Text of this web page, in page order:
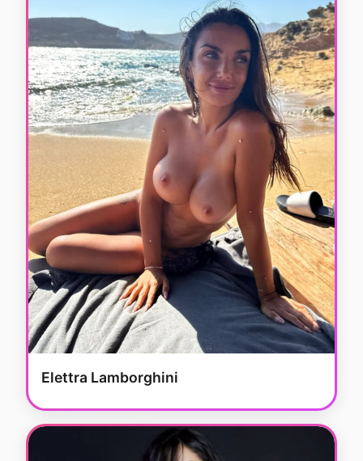
Elettra Lamborghini